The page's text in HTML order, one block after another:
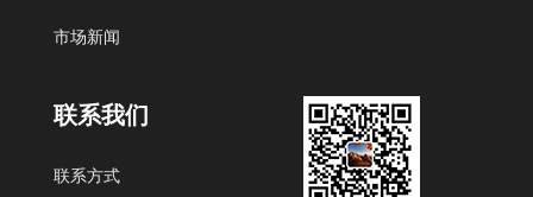
市场新闻
联系我们
联系方式